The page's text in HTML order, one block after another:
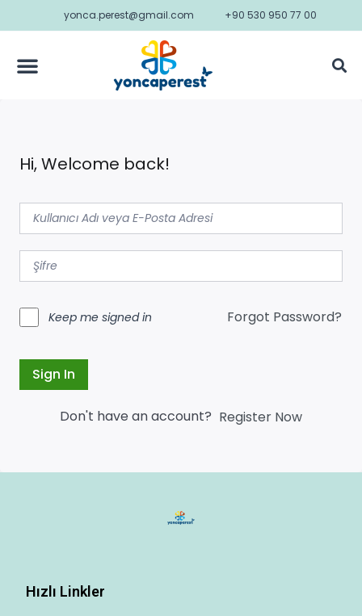
yonca.perest@gmail.com +90 530 950 77 00
Hi, Welcome back!
Keep me signed in Forgot Password?
Sign In
Don't have an account? Register Now
Hızlı Linkler